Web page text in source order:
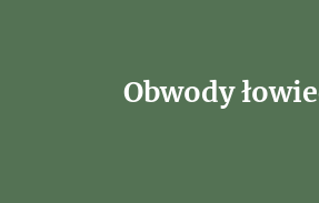
Obwody